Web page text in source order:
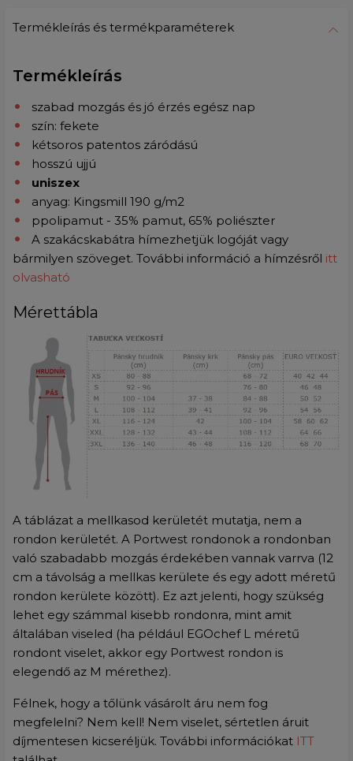
Termékleírás és termékparaméterek
Termékleírás
szabad mozgás és jó érzés egész nap
szín: fekete
kétsoros patentos záródású
hosszú ujjú
uniszex
anyag: Kingsmill 190 g/m2
ppolipamut - 35% pamut, 65% poliészter
A szakácskabátra hímezhetjük logóját vagy
bármilyen szöveget. További információ a hímzésről itt
olvasható
Mérettábla
A táblázat a mellkasod kerületét mutatja, nem a
rondon kerületét. A Portwest rondonok a rondonban
való szabadabb mozgás érdekében vannak varrva (12
cm a távolság a mellkas kerülete és egy adott méretű
rondon kerülete között). Ez azt jelenti, hogy szükség
lehet egy számmal kisebb rondonra, mint amit
általában viseled (ha például EGOchef L méretű
rondont viselet, akkor egy Portwest rondon is
elegendő az M mérethez).
Félnek, hogy a tőlünk vásárolt áru nem fog
megfelelni? Nem kell! Nem viselet, sértetlen áruit
díjmentesen kicseréljük. További információkat ITT